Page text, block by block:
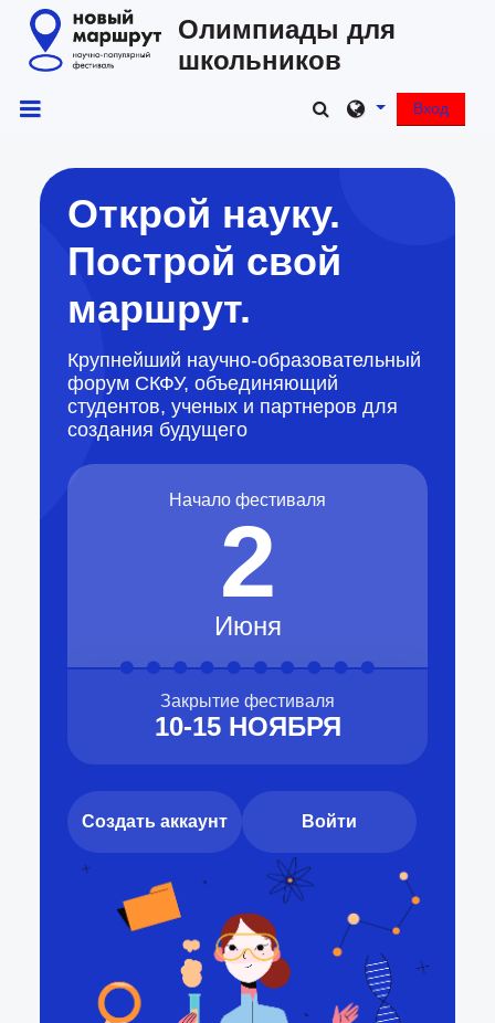
Перейти к основному содержанию
Олимпиады для
школьников
ИзменитьВход
Открой науку.
Построй свой
маршрут.
Крупнейший научно-образовательный
форум СКФУ, объединяющий
студентов, ученых и партнеров для
создания будущего
Начало фестиваля
2
Июня
Закрытие фестиваля
10-15 НОЯБРЯ
Создать аккаунт Войти